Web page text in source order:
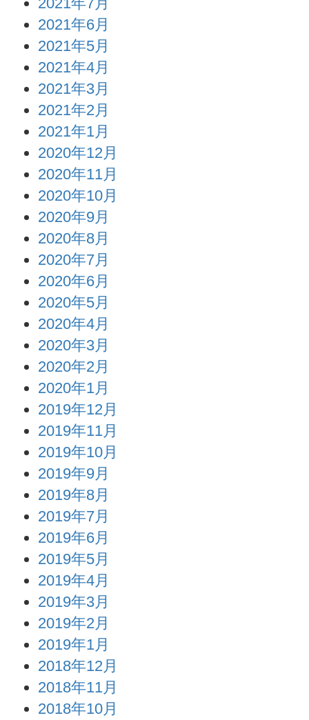
2021年6月
2021年5月
2021年4月
2021年3月
2021年2月
2021年1月
2020年12月
2020年11月
2020年10月
2020年9月
2020年8月
2020年7月
2020年6月
2020年5月
2020年4月
2020年3月
2020年2月
2020年1月
2019年12月
2019年11月
2019年10月
2019年9月
2019年8月
2019年7月
2019年6月
2019年5月
2019年4月
2019年3月
2019年2月
2019年1月
2018年12月
2018年11月
2018年10月